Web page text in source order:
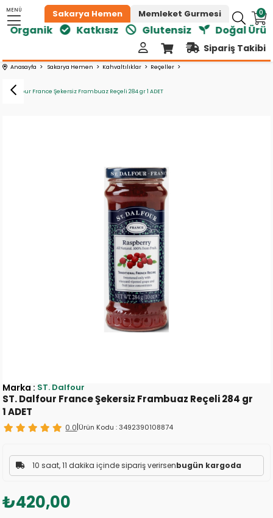
0
MENÜ Sakarya Hemen Memleket Gurmesi
Organik Katkısız Glutensiz Doğal
Sipariş Takibi
Anasayfa Sakarya Hemen Kahvaltılıklar Reçeller
ST. Dalfour France Şekersiz Frambuaz Reçeli 284 gr 1 ADET
ST. Dalfour France Şekersiz Frambuaz Reçeli 284 gr
1 ADET
0.0|Ürün Kodu :3492390108874
10 saat, 11 dakika içinde sipariş verirsenbugün kargoda
₺420,00
Marka : ST. Dalfour